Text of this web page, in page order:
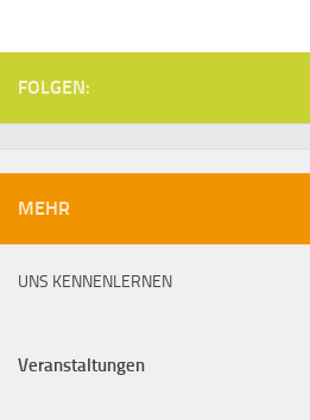
FOLGEN:
MEHR
UNS KENNENLERNEN
Veranstaltungen